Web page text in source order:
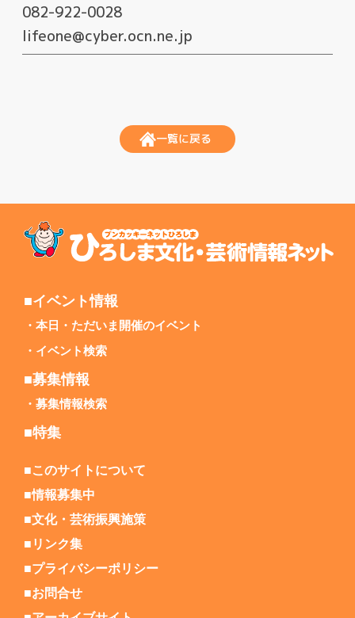
082-922-0028
lifeone@cyber.ocn.ne.jp
一覧に戻る
■イベント情報
本日・ただいま開催のイベント
イベント検索
■募集情報
募集情報検索
■特集
■このサイトについて
■情報募集中
■文化・芸術振興施策
■リンク集
■プライバシーポリシー
■お問合せ